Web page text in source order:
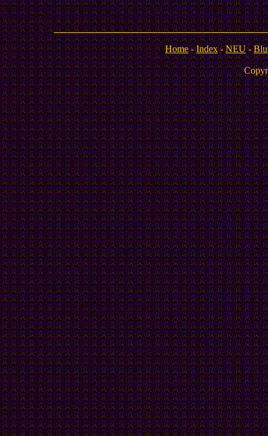
Home-Index-NEU-